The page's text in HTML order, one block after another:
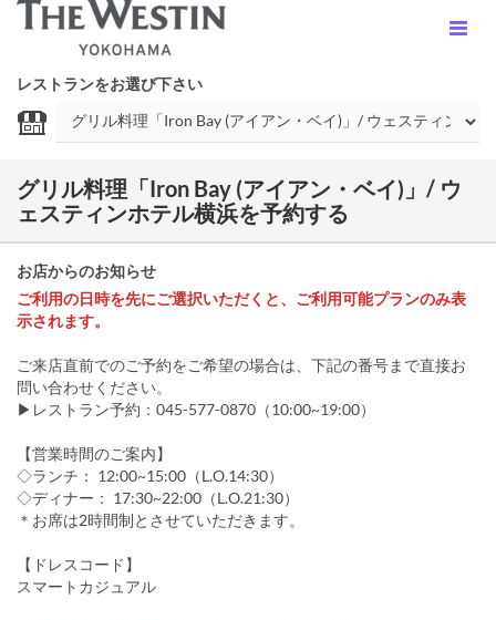
レストランをお選び下さい
グリル料理「Iron Bay (アイアン・ベイ)」/ ウ
ェスティンホテル横浜を予約する
お店からのお知らせ
ご利用の日時を先にご選択いただくと、ご利用可能プランのみ表
示されます。
ご来店直前でのご予約をご希望の場合は、下記の番号まで直接お
問い合わせください。
▶レストラン予約：045-577-0870（10:00~19:00）
【営業時間のご案内】
◇ランチ： 12:00~15:00（L.O.14:30）
◇ディナー： 17:30~22:00（L.O.21:30）
＊お席は2時間制とさせていただきます。
【ドレスコード】
スマートカジュアル